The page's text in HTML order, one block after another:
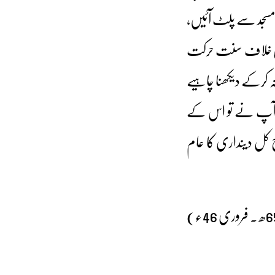
سے پلٹ آئیں،
اس خلاف سنت حرکت
دیکھنا چاہیے
آپ نے تو اس کے
کل دینداری کا عام